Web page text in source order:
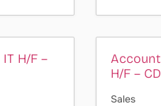
H/F –
H/F –
Sales